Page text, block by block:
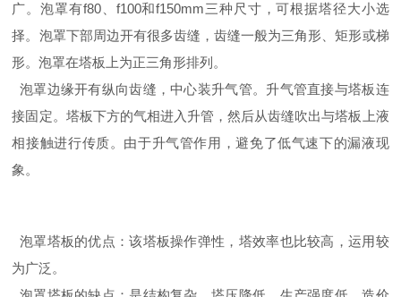
广。泡罩有f80、f100和f150mm三种尺寸，可根据塔径大小选
择。泡罩下部周边开有很多齿缝，齿缝一般为三角形、矩形或梯
形。泡罩在塔板上为正三角形排列。
泡罩边缘开有纵向齿缝，中心装升气管。升气管直接与塔板连
接固定。塔板下方的气相进入升管，然后从齿缝吹出与塔板上液
相接触进行传质。由于升气管作用，避免了低气速下的漏液现
象。
泡罩塔板的优点：该塔板操作弹性，塔效率也比较高，运用较
为广泛。